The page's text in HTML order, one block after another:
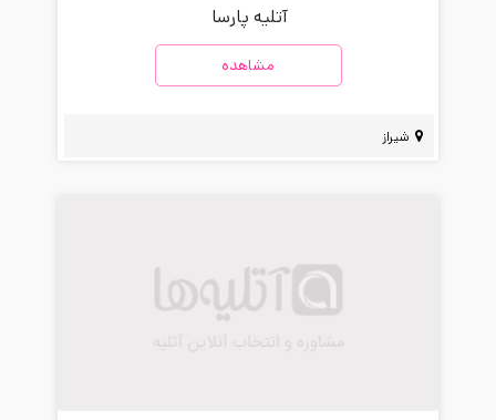
آتلیه پارسا
مشاهده
شیراز